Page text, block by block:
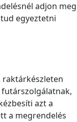
adjon meg
egyeztetni
raktárkészleten
azt a
a megrendelés